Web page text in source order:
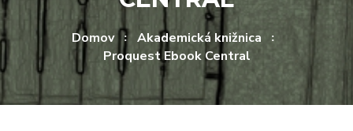
Domov
Akademická knižnica
Proquest Ebook Central